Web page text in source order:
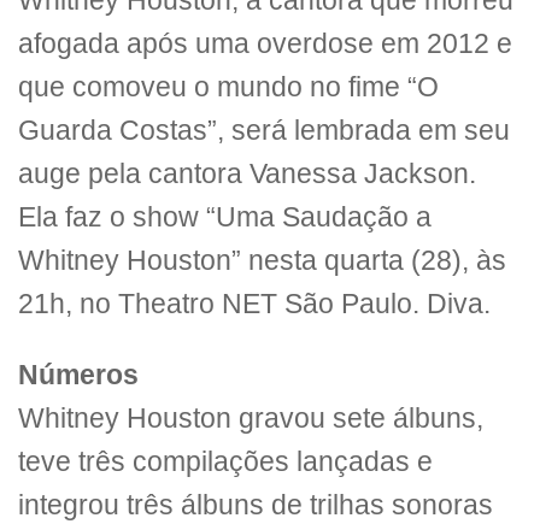
afogada após uma overdose em 2012 e
que comoveu o mundo no fime “O
Guarda Costas”, será lembrada em seu
auge pela cantora Vanessa Jackson.
Ela faz o show “Uma Saudação a
Whitney Houston” nesta quarta (28), às
21h, no Theatro NET São Paulo. Diva.
Números
Whitney Houston gravou sete álbuns,
teve três compilações lançadas e
integrou três álbuns de trilhas sonoras